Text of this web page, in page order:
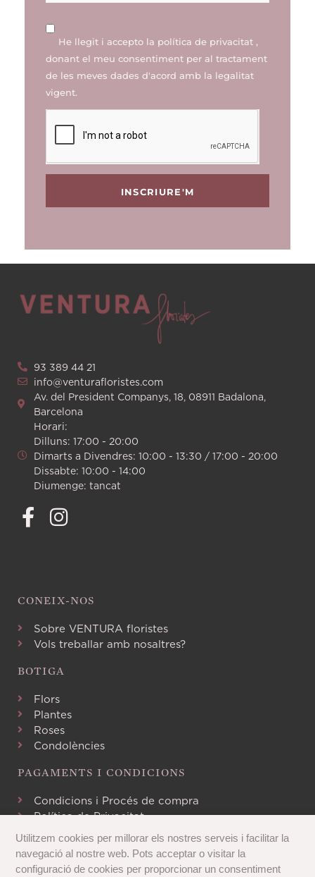
He llegit i accepto la política de privacitat ,
donant el meu consentiment per al tractament
de les meves dades d'acord amb la legalitat
vigent.
INSCRIURE'M
93 389 44 21
info@venturafloristes.com
Av. del President Companys, 18, 08911 Badalona,
Barcelona
Horari:
Dilluns: 17:00 - 20:00
Dimarts a Divendres: 10:00 - 13:30 / 17:00 - 20:00
Dissabte: 10:00 - 14:00
Diumenge: tancat
CONEIX-NOS
Sobre VENTURA floristes
Vols treballar amb nosaltres?
BOTIGA
Flors
Plantes
Roses
Condolències
PAGAMENTS I CONDICIONS
Condicions i Procés de compra
Política de Privacitat
Política de Cookies
Utilitzem cookies per millorar els nostres serveis i facilitar la
navegació al nostre web. Pots acceptar o visitar la
configuració de cookies per proporcionar un consentiment